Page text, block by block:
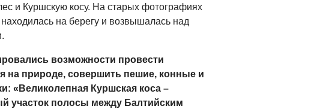
и Куршскую косу. На старых фотографиях
на берегу и возвышалась над
возможности провести
на природе, совершить пешие, конные и
«Великолепная Куршская коса –
участок полосы между Балтийским